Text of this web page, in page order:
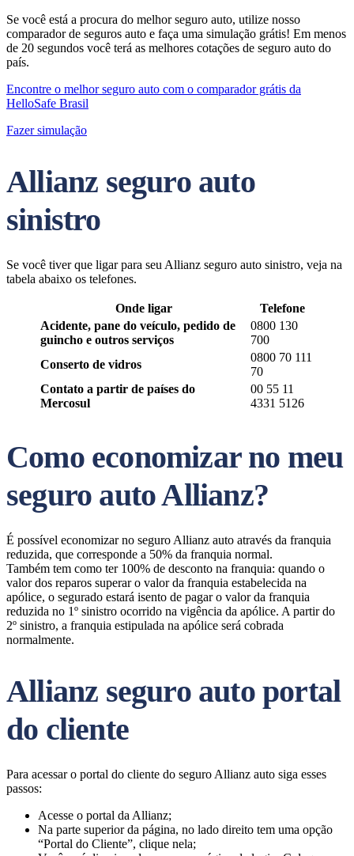
Se você está a procura do melhor seguro auto, utilize nosso
comparador de seguros auto e faça uma simulação grátis! Em menos
de 20 segundos você terá as melhores cotações de seguro auto do
país.
Encontre o melhor seguro auto com o comparador grátis da
HelloSafe Brasil
Fazer simulação
Allianz seguro auto
sinistro
Se você tiver que ligar para seu Allianz seguro auto sinistro, veja na
tabela abaixo os telefones.
Onde ligar
Telefone
Acidente, pane do veículo, pedido de
guincho e outros serviços
0800 130
700
Conserto de vidros
0800 70 111
70
Contato a partir de países do
Mercosul
00 55 11
4331 5126
Como economizar no meu
seguro auto Allianz?
É possível economizar no seguro Allianz auto através da franquia
reduzida, que corresponde a 50% da franquia normal.
Também tem como ter 100% de desconto na franquia: quando o
valor dos reparos superar o valor da franquia estabelecida na
apólice, o segurado estará isento de pagar o valor da franquia
reduzida no 1º sinistro ocorrido na vigência da apólice. A partir do
2º sinistro, a franquia estipulada na apólice será cobrada
normalmente.
Allianz seguro auto portal
do cliente
Para acessar o portal do cliente do seguro Allianz auto siga esses
passos:
Acesse o portal da Allianz;
Na parte superior da página, no lado direito tem uma opção
“Portal do Cliente”, clique nela;